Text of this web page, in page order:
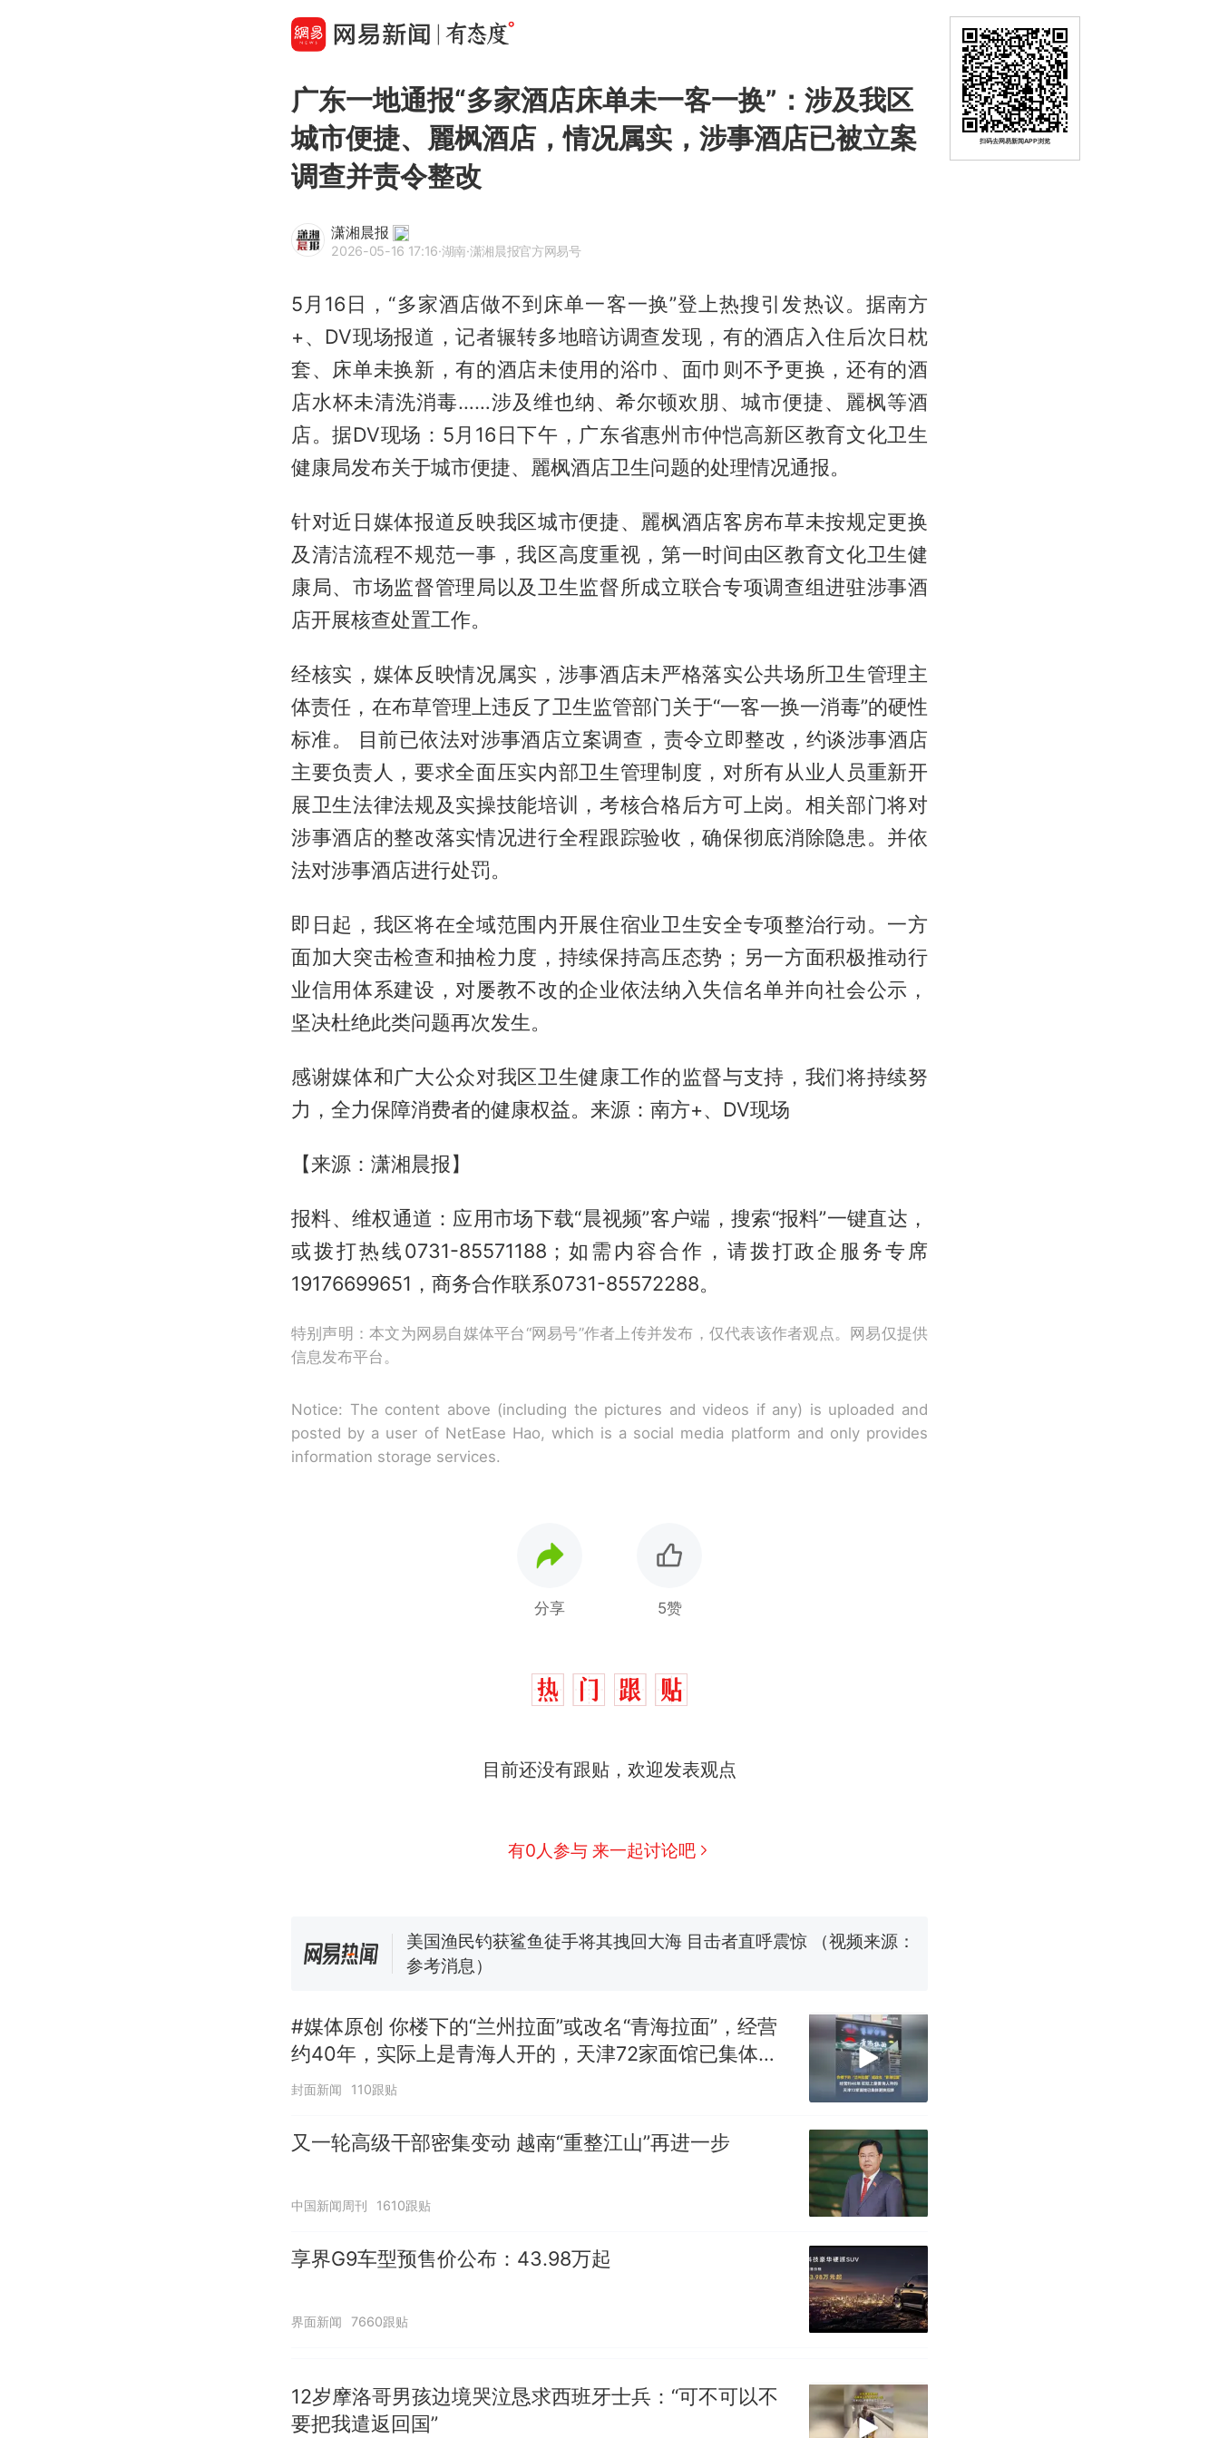
广东一地通报“多家酒店床单未一客一换”：涉及我区
城市便捷、麗枫酒店，情况属实，涉事酒店已被立案
调查并责令整改
潇湘晨报
2026-05-16 17:16·湖南·潇湘晨报官方网易号
5月16日，“多家酒店做不到床单一客一换”登上热搜引发热议。据南方
+、DV现场报道，记者辗转多地暗访调查发现，有的酒店入住后次日枕
套、床单未换新，有的酒店未使用的浴巾、面巾则不予更换，还有的酒
店水杯未清洗消毒……涉及维也纳、希尔顿欢朋、城市便捷、麗枫等酒
店。据DV现场：5月16日下午，广东省惠州市仲恺高新区教育文化卫生
健康局发布关于城市便捷、麗枫酒店卫生问题的处理情况通报。
针对近日媒体报道反映我区城市便捷、麗枫酒店客房布草未按规定更换
及清洁流程不规范一事，我区高度重视，第一时间由区教育文化卫生健
康局、市场监督管理局以及卫生监督所成立联合专项调查组进驻涉事酒
店开展核查处置工作。
经核实，媒体反映情况属实，涉事酒店未严格落实公共场所卫生管理主
体责任，在布草管理上违反了卫生监管部门关于“一客一换一消毒”的硬性
标准。 目前已依法对涉事酒店立案调查，责令立即整改，约谈涉事酒店
主要负责人，要求全面压实内部卫生管理制度，对所有从业人员重新开
展卫生法律法规及实操技能培训，考核合格后方可上岗。相关部门将对
涉事酒店的整改落实情况进行全程跟踪验收，确保彻底消除隐患。并依
法对涉事酒店进行处罚。
即日起，我区将在全域范围内开展住宿业卫生安全专项整治行动。一方
面加大突击检查和抽检力度，持续保持高压态势；另一方面积极推动行
业信用体系建设，对屡教不改的企业依法纳入失信名单并向社会公示，
坚决杜绝此类问题再次发生。
感谢媒体和广大公众对我区卫生健康工作的监督与支持，我们将持续努
力，全力保障消费者的健康权益。来源：南方+、DV现场
【来源：潇湘晨报】
报料、维权通道：应用市场下载“晨视频”客户端，搜索“报料”一键直达，
或拨打热线0731-85571188；如需内容合作，请拨打政企服务专席
19176699651，商务合作联系0731-85572288。
特别声明：本文为网易自媒体平台“网易号”作者上传并发布，仅代表该作者观点。网易仅提供
信息发布平台。
Notice: The content above (including the pictures and videos if any) is uploaded and
posted by a user of NetEase Hao, which is a social media platform and only provides
information storage services.
分享 5赞
目前还没有跟贴，欢迎发表观点
有0人参与 来一起讨论吧
方回应：喻良教授已卸任院长一职，不清楚辞职信来源；曾用手绘
男子上山采菌偶然发现鸡枞菌窝，原地守1天等它长大：挖了140多
美国渔民钓获鲨鱼徒手将其拽回大海 目击者直呼震惊 （视频来源：
参考消息）
热
“不想干了特提出辞职”，疑似南京大学数院院长辞职信流传，院
方回应：喻良教授已卸任院长一职，不清楚辞职信来源；曾用手绘
#媒体原创 你楼下的“兰州拉面”或改名“青海拉面”，经营
约40年，实际上是青海人开的，天津72家面馆已集体更
换招牌
封面新闻 110跟贴
又一轮高级干部密集变动 越南“重整江山”再进一步
中国新闻周刊 1610跟贴
享界G9车型预售价公布：43.98万起
界面新闻 7660跟贴
12岁摩洛哥男孩边境哭泣恳求西班牙士兵：“可不可以不
要把我遣返回国”
扫码去网易新闻APP浏览